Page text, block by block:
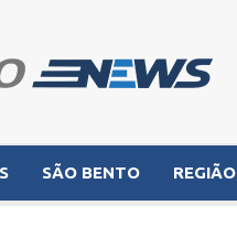
SÃO BENTO REGIÃO